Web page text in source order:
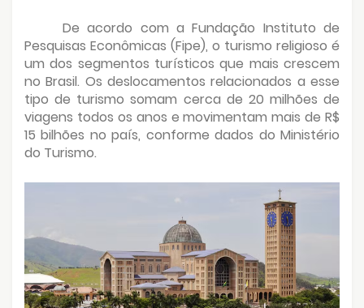
De acordo com a Fundação Instituto de
Pesquisas Econômicas (Fipe), o turismo religioso é
um dos segmentos turísticos que mais crescem
no Brasil. Os deslocamentos relacionados a esse
tipo de turismo somam cerca de 20 milhões de
viagens todos os anos e movimentam mais de R$
15 bilhões no país, conforme dados do Ministério
do Turismo.